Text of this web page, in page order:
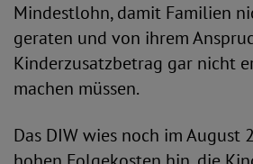
Mindestlohn, damit Familien
geraten und von ihrem
Kinderzusatzbetrag gar nicht
machen müssen.
Das DIW wies noch im August